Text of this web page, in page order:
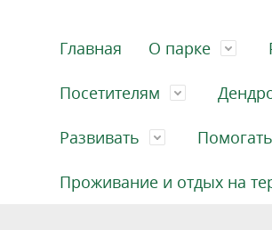
Главная О парке
Посетителям
Развивать Помогать
Проживание и отдых на